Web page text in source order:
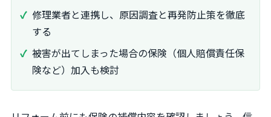
修理業者と連携し、原因調査と再発防止策を徹底
する
被害が出てしまった場合の保険（個人賠償責任保
険など）加入も検討